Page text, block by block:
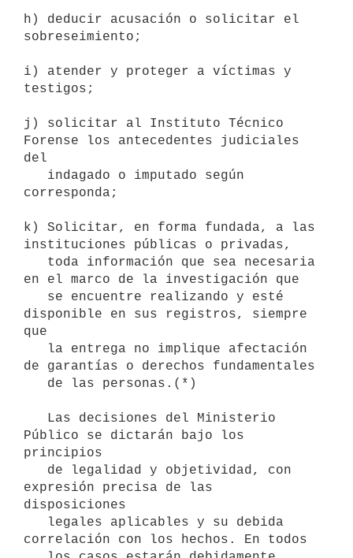
h) deducir acusación o solicitar el
sobreseimiento;
i) atender y proteger a víctimas y
testigos;
j) solicitar al Instituto Técnico
Forense los antecedentes judiciales
del
corresponda;
k) Solicitar, en forma fundada, a las
instituciones públicas o privadas,
en el marco de la investigación que
disponible en sus registros, siempre
que
de garantías o derechos fundamentales
Público se dictarán bajo los
principios
expresión precisa de las
disposiciones
correlación con los hechos. En todos